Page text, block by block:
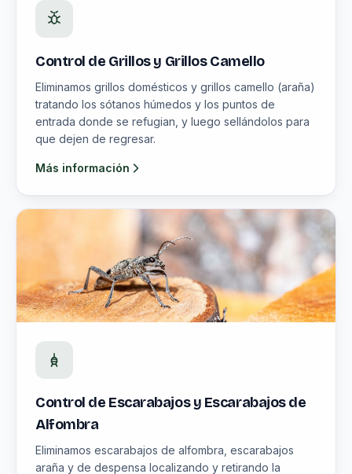
Control de Grillos y Grillos Camello
Eliminamos grillos domésticos y grillos camello (araña)
tratando los sótanos húmedos y los puntos de
entrada donde se refugian, y luego sellándolos para
que dejen de regresar.
Más información
Control de Escarabajos y Escarabajos de
Alfombra
Eliminamos escarabajos de alfombra, escarabajos
araña y de despensa localizando y retirando la